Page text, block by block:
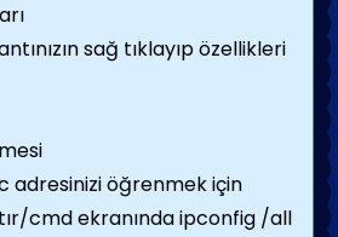
sağ tıklayıp özellikleri
adresinizi öğrenmek için
cmd ekranında ipconfig /all